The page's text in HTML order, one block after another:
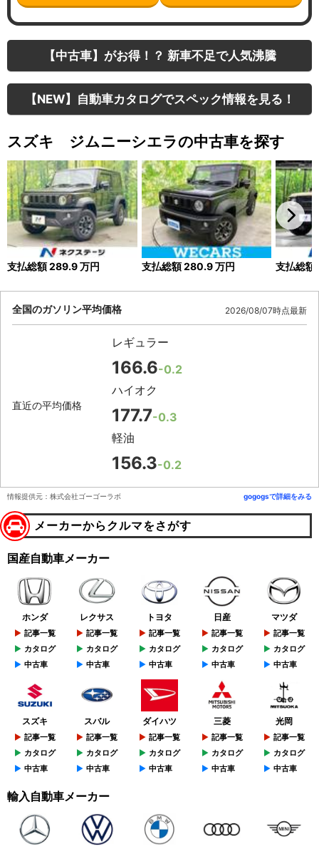
【中古車】がお得！？ 新車不足で人気沸騰
【NEW】自動車カタログでスペック情報を見る！
スズキ ジムニーシエラの中古車を探す
支払総額289.9万円 支払総額280.9万円 支払総額
全国のガソリン平均価格 2026/08/07時点最新
直近の平均価格
レギュラー
166.6-0.2
ハイオク
177.7-0.3
軽油
156.3-0.2
情報提供元：株式会社ゴーゴーラボ gogogsで詳細をみる
メーカーからクルマをさがす
国産自動車メーカー
ホンダ
記事一覧
カタログ
中古車
レクサス
記事一覧
カタログ
中古車
トヨタ
記事一覧
カタログ
中古車
日産
記事一覧
カタログ
中古車
マツダ
記事一覧
カタログ
中古車
スズキ
記事一覧
カタログ
中古車
スバル
記事一覧
カタログ
中古車
ダイハツ
記事一覧
カタログ
中古車
三菱
記事一覧
カタログ
中古車
光岡
記事一覧
カタログ
中古車
輸入自動車メーカー